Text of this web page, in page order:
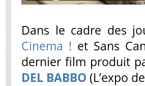
Dans le cadre des
Cinema ! et Sans
dernier film produit
DEL BABBO (L’expo